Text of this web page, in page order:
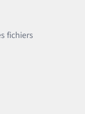
fichiers